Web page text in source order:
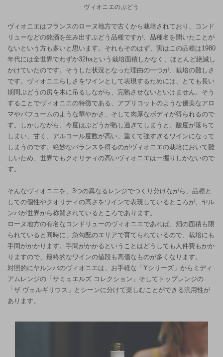
ヴィオニエのぶどう
ヴィオニエはフランスのローヌ地方で古くから栽培されており、コンド
リューなどの銘酒を生み出すぶどう品種ですが、品種名を聞いたことが
ないという方も多いと思います。それもそのはず、実はこの品種は1980
年代には全世界でわずか32haという栽培面積しかなく、ほとんど絶滅し
かけていたのです。そうした状況となった理由の一つが、栽培の難しさ
です。ヴィオニエらしさをワインとして表現するためには、とても長い
期間ぶどうの房を木に吊るしながら、完熟させないといけません。そう
することでヴィオニエの特徴である、アプリコットのような優美なアロ
マやパフュームのような華やかさ、そして肉厚なボディが得られるので
す。しかしながら、今度はぶどうが熟し過ぎてしまうと、酸度が落ちて
しまい、甘く、アルコール度数が高い、重くて強すぎるワインになって
しまうのです。絶妙なバランスを得るのがヴィオニエの栽培において難
しいため、世界でもクオリティの高いヴィオニエは一握りしかないので
す。
そんなヴィオニエを、3つの異なるレンジでつくり分けながら、品種と
しての個性やクオリティの高さをワインで表現しているところが、ヤル
ンバが世界から称賛されているところであります。
ローヌ地方の有名なコンドリューのヴィオニエであれば、畑の面積も限
られていると同時に、急勾配のエリアで育てられているので、栽培にも
手間がかかります。手間がかかるということはどうしても人件費もかか
りますので、最終的なワインの値段も高価なものが多くなります。
対照的にヤルンバのヴィオニエは、お手軽な「Yシリーズ」からミディ
アムレンジの「サミュエルズ コレクション」そしてトップレンジの
「ザ ヴェルギリウス」とシーンに分けて楽しむことができる汎用性が
あります。